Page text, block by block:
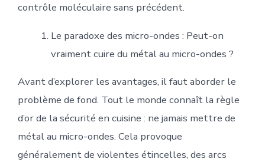
contrôle moléculaire sans précédent.
Le paradoxe des micro-ondes : Peut-on
vraiment cuire du métal au micro-ondes ?
Avant d’explorer les avantages, il faut aborder le
problème de fond. Tout le monde connaît la règle
d’or de la sécurité en cuisine : ne jamais mettre de
métal au micro-ondes. Cela provoque
généralement de violentes étincelles, des arcs